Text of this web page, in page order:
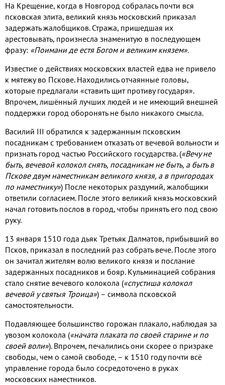
На Крещение, когда в Новгород собралась почти вся
псковская элита, великий князь московский приказал
задержать жалобщиков. Стража, пришедшая их
арестовывать, произнесла знаменитую в последующем
фразу: «Поимани де естя Богом и великим князем».
Известие о действиях московских властей едва не привело
к мятежу во Пскове. Находились отчаянные головы,
которые предлагали «ставить щит противу государя».
Впрочем, лишённый лучших людей и не имеющий внешней
поддержки город оборонять не было никакого смысла.
Василий III обратился к задержанным псковским
посадникам с требованием отказать от вечевой вольности и
признать город частью Российского государства. («Вечу не
быть, вечевой колокол снять, посадникам не быть, а быть в
Пскове двум наместникам великого князя, а в пригородах
по наместнику») После некоторых раздумий, жалобщики
ответили согласием. После этого великий князь московский
начал готовить послов в город, чтобы принять его под свою
руку.
13 января 1510 года дьяк Третьяк Далматов, прибывший во
Псков, приказал в последний раз собрать вече. После этого
он зачитал жителям волю великого князя и послание
задержанных посадников и бояр. Кульминацией собрания
стало снятие вечевого колокола («спустиша колокол
вечевой у святыя Троица») – символа псковской
самостоятельности.
Подавляющее большинство горожан плакало, наблюдая за
увозом колокола («начата плаката по своей старине и по
своей воли»). Впрочем, печалились они скорее о призраке
свободы, чем о самой свободе, – к 1510 году почти всё
управление города было сосредоточено в руках
московских наместников.